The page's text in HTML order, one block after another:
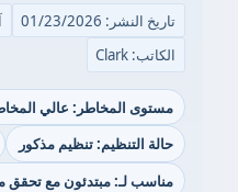
تاريخ النشر: 01/23/2026
الكاتب: Clark
مستوى المخاطر: عالي
حالة التنظيم: تنظيم مذكور
مناسب لـ: مبتدئون مع تحقق